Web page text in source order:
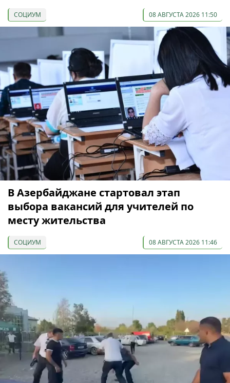
СОЦИУМ 08 АВГУСТА 2026 11:50
В Азербайджане стартовал этап
выбора вакансий для учителей по
месту жительства
СОЦИУМ 08 АВГУСТА 2026 11:46